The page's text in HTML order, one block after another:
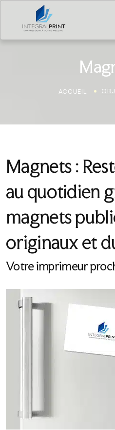
ACCUEIL
Magnets :
au quotidien
magnets
originaux et
Votre imprimeur